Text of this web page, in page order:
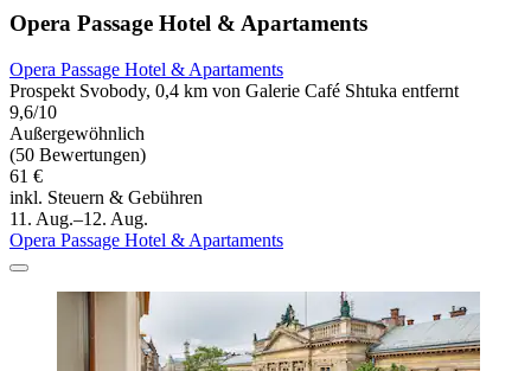
Opera Passage Hotel & Apartaments
Opera Passage Hotel & Apartaments
Prospekt Svobody, 0,4 km von Galerie Café Shtuka entfernt
9,6/10
Außergewöhnlich
(50 Bewertungen)
61 €
inkl. Steuern & Gebühren
11. Aug.–12. Aug.
Opera Passage Hotel & Apartaments